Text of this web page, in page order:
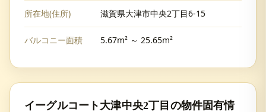
所在地(住所) 滋賀県大津市中央2丁目6-15
バルコニー面積 5.67m² ～ 25.65m²
イーグルコート大津中央2丁目 の物件固有情